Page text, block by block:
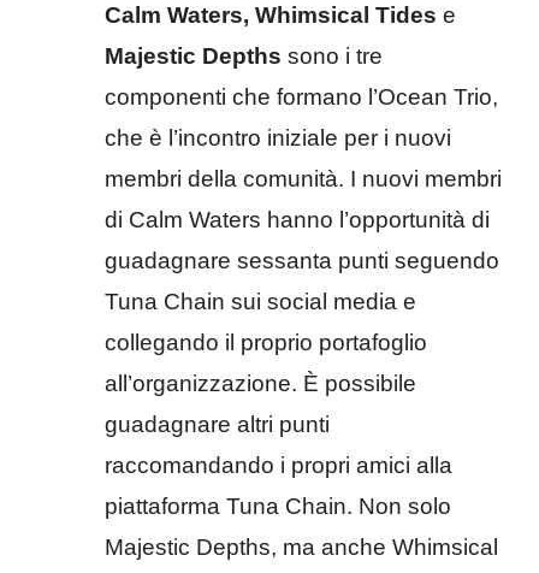
Calm Waters, Whimsical Tides e
Majestic Depths sono i tre
componenti che formano l’Ocean Trio,
che è l’incontro iniziale per i nuovi
membri della comunità. I nuovi membri
di Calm Waters hanno l’opportunità di
guadagnare sessanta punti seguendo
Tuna Chain sui social media e
collegando il proprio portafoglio
all’organizzazione. È possibile
guadagnare altri punti
raccomandando i propri amici alla
piattaforma Tuna Chain. Non solo
Majestic Depths, ma anche Whimsical